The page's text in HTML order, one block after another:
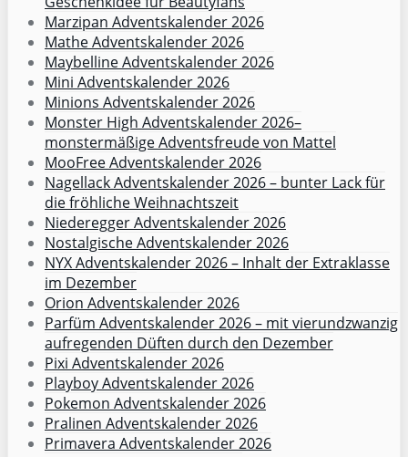
Marzipan Adventskalender 2026
Mathe Adventskalender 2026
Maybelline Adventskalender 2026
Mini Adventskalender 2026
Minions Adventskalender 2026
Monster High Adventskalender 2026–
monstermäßige Adventsfreude von Mattel
MooFree Adventskalender 2026
Nagellack Adventskalender 2026 – bunter Lack für
die fröhliche Weihnachtszeit
Niederegger Adventskalender 2026
Nostalgische Adventskalender 2026
NYX Adventskalender 2026 – Inhalt der Extraklasse
im Dezember
Orion Adventskalender 2026
Parfüm Adventskalender 2026 – mit vierundzwanzig
aufregenden Düften durch den Dezember
Pixi Adventskalender 2026
Playboy Adventskalender 2026
Pokemon Adventskalender 2026
Pralinen Adventskalender 2026
Primavera Adventskalender 2026